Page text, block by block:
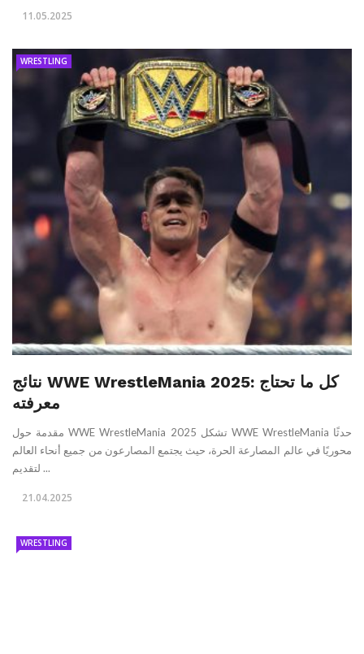
11.05.2025
WRESTLING
نتائج WWE WrestleMania 2025: كل ما تحتاج
معرفته
مقدمة حول WWE WrestleMania 2025 تشكل WWE WrestleMania حدثًا
محوريًا في عالم المصارعة الحرة، حيث يجتمع المصارعون من جميع أنحاء العالم
لتقديم ...
21.04.2025
WRESTLING